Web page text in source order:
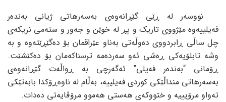
نووسەر لە ڕێی گێڕانەوەی بەسەرهاتی ژیانی بەندەر
فەیلییەوە مێژووی تاریک و پڕ لە خوێن و جەور و ستەمی نزیکەی
چل ساڵی ڕابردووی دەوڵەتی بەناو عێراقمان بۆ دەگێڕێتەوە و بە
وشە تابلۆیەکی ڕەشی ئەو سەردەمە ترسناکەمان بۆ دەکێشێت.
ڕۆمانی “بەندەر فەیلی” ئەگەرچی بە ڕواڵەت گێڕانەوەی
بەسەرهاتی منداڵێکی کوردی فەیلییە، بەڵام لە ناوەڕۆکدا بابەتێکی
تەواو مرۆیییە و ختووکەی هەستی هەموو مرۆڤایەتی دەدات.